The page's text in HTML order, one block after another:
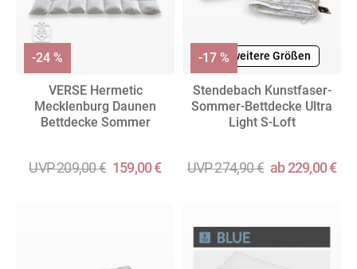
VERSE Hermetic
Mecklenburg Daunen
Bettdecke Sommer
UVP 209,00 € 159,00 €
-24 % + weitere Größen
Stendebach Kunstfaser-
Sommer-Bettdecke Ultra
Light S-Loft
UVP 274,90 € ab 229,00 €
-17 %